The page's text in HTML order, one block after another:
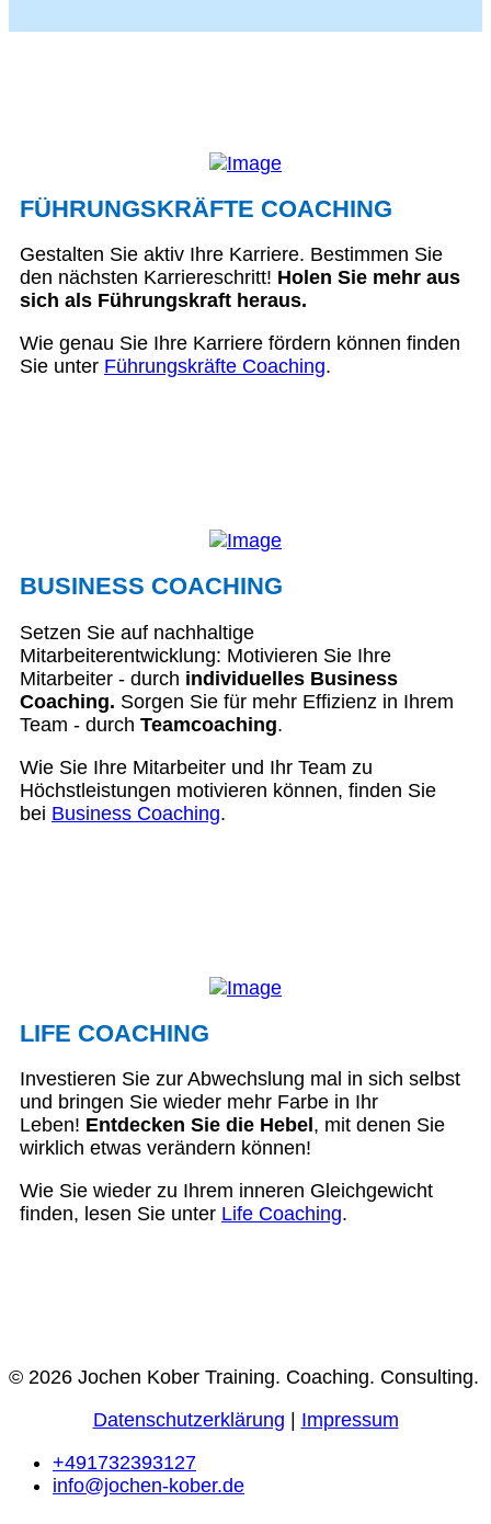
FÜHRUNGSKRÄFTE COACHING
Gestalten Sie aktiv Ihre Karriere. Bestimmen Sie
den nächsten Karriereschritt! Holen Sie mehr aus
sich als Führungskraft heraus.
Wie genau Sie Ihre Karriere fördern können finden
Sie unter Führungskräfte Coaching.
BUSINESS COACHING
Setzen Sie auf nachhaltige
Mitarbeiterentwicklung: Motivieren Sie Ihre
Mitarbeiter - durch individuelles Business
Coaching. Sorgen Sie für mehr Effizienz in Ihrem
Team - durch Teamcoaching.
Wie Sie Ihre Mitarbeiter und Ihr Team zu
Höchstleistungen motivieren können, finden Sie
bei Business Coaching.
LIFE COACHING
Investieren Sie zur Abwechslung mal in sich selbst
und bringen Sie wieder mehr Farbe in Ihr
Leben! Entdecken Sie die Hebel , mit denen Sie
wirklich etwas verändern können!
Wie Sie wieder zu Ihrem inneren Gleichgewicht
finden, lesen Sie unter Life Coaching.
© 2026 Jochen Kober Training. Coaching. Consulting.
Datenschutzerklärung
Impressum
+491732393127
info@jochen-kober.de